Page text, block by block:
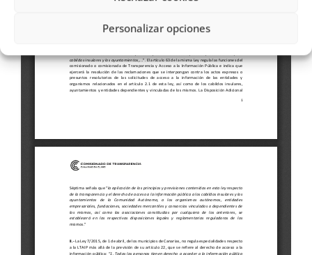
Personalizar opciones